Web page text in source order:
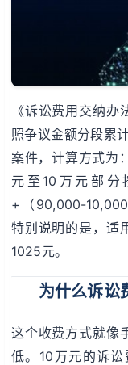
《诉讼费用交纳
照争议金额分段累
案件，计算方式为
元至10万元部
+（90,000-
特别说明的是，适
1025元。
为什么诉讼
这个收费方式就像
低。10万元的诉